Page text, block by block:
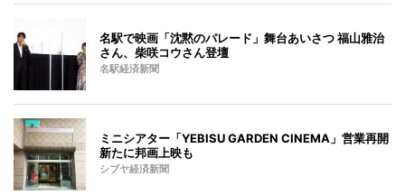
名駅で映画「沈黙のパレード」舞台あいさつ 福山雅治
さん、柴咲コウさん登壇
名駅経済新聞
ミニシアター「YEBISU GARDEN CINEMA」営業再開
新たに邦画上映も
シブヤ経済新聞